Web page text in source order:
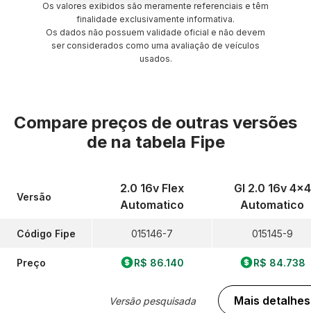
Os valores exibidos são meramente referenciais e têm
finalidade exclusivamente informativa.
Os dados não possuem validade oficial e não devem
ser considerados como uma avaliação de veículos
usados.
Compare preços de outras versões
de na tabela Fipe
Versão
Código Fipe
Preço
2.0 16v Flex
Automatico
015146-7
R$ 86.140
Versão pesquisada
Gl 2.0 16v 4x4
Automatico
015145-9
R$ 84.738
Mais detalhes